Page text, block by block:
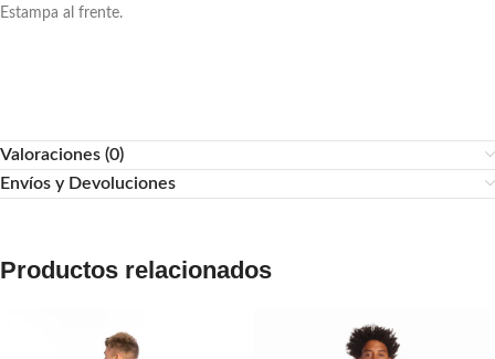
Estampa al frente.
Valoraciones (0)
Envíos y Devoluciones
Productos relacionados